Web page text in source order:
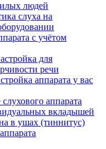
людей
слуха на
с учётом
для
речи
аппарата у вас
аппарата
вкладышей
в ушах (тиннитус)